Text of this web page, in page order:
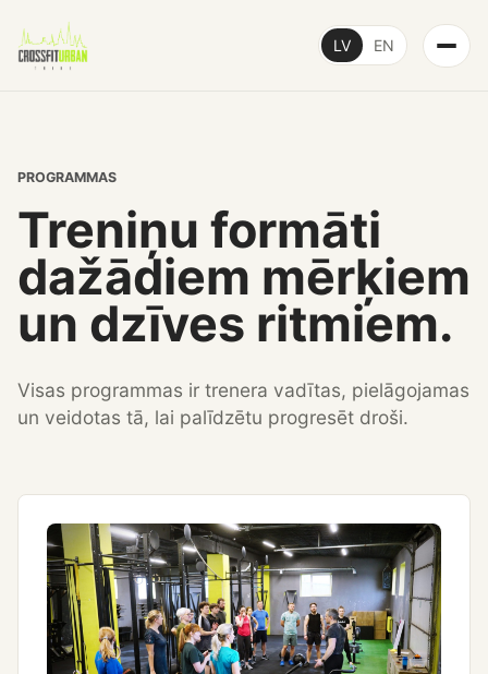
LV EN
PROGRAMMAS
Treniņu formāti
dažādiem mērķiem
un dzīves ritmiem.
Visas programmas ir trenera vadītas, pielāgojamas
un veidotas tā, lai palīdzētu progresēt droši.